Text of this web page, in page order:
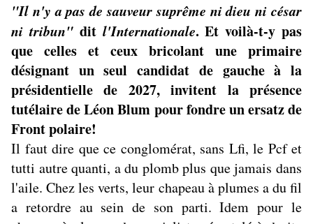
"Il n'y a pas de sauveur suprême ni dieu ni césar
ni tribun" dit l'Internationale. Et voilà-t-y pas
que celles et ceux bricolant une primaire
désignant un seul candidat de gauche à la
présidentielle de 2027, invitent la présence
tutélaire de Léon Blum pour fondre un ersatz de
Front polaire!
Il faut dire que ce conglomérat, sans Lfi, le Pcf et
tutti autre quanti, a du plomb plus que jamais dans
l'aile. Chez les verts, leur chapeau à plumes a du fil
a retordre au sein de son parti. Idem pour le